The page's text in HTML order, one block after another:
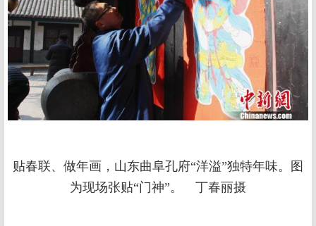
贴春联、做年画，山东曲阜孔府“洋溢”独特年味。图
为现场张贴“门神”。 丁春丽摄